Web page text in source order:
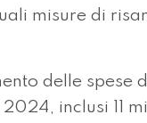
misure di
delle spese
inclusi 11